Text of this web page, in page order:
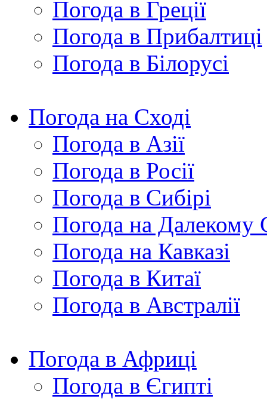
Погода в Греції
Погода в Прибалтиці
Погода в Білорусі
Погода на Сході
Погода в Азії
Погода в Росії
Погода в Сибірі
Погода на Далекому
Погода на Кавказі
Погода в Китаї
Погода в Австралії
Погода в Африці
Погода в Єгипті